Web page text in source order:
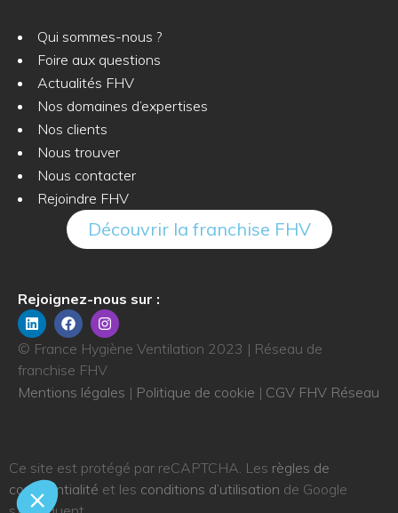
Qui sommes-nous ?
Foire aux questions
Actualités FHV
Nos domaines d’expertises
Nos clients
Nous trouver
Nous contacter
Rejoindre FHV
Découvrir la franchise FHV
Rejoignez-nous sur :
© France Hygiène Ventilation 2023 | Réseau de
franchise FHV
Mentions légales | Politique de cookie | CGV FHV Réseau
Ce site est protégé par reCAPTCHA. Les règles de
confidentialité et les conditions d’utilisation de Google